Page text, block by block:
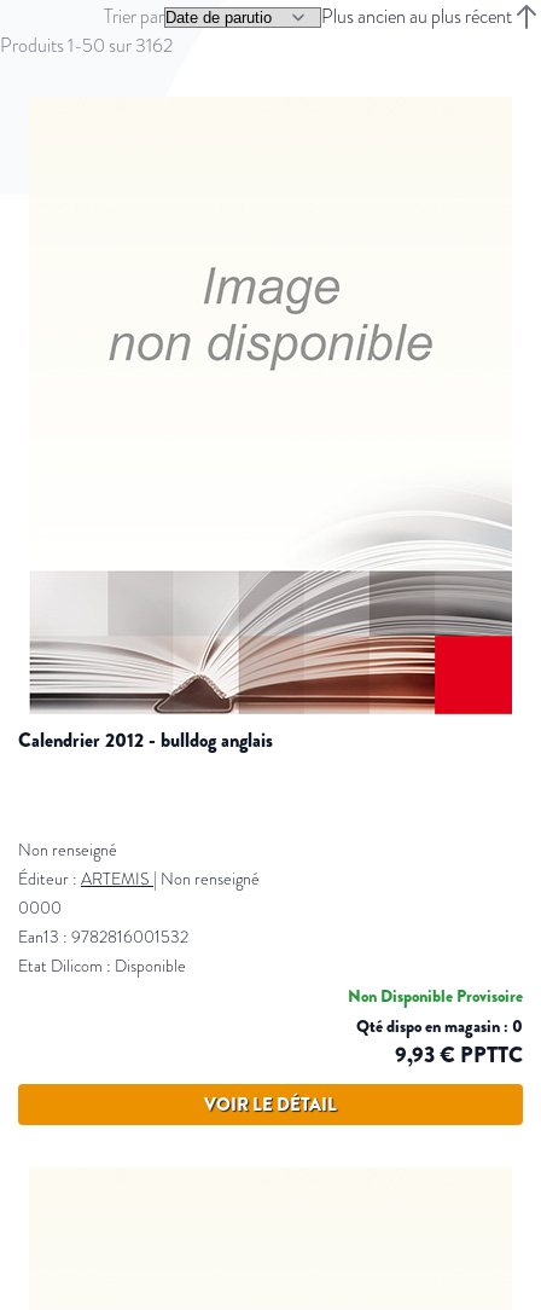
Produits1-50 sur3162
Trier par
Plus ancien au plus récent
calendrier 2012 - bulldog anglais
Non renseigné
Éditeur : ARTEMIS | Non renseigné
0000
Ean13 : 9782816001532
Etat Dilicom : Disponible
Non Disponible Provisoire
Qté dispo en magasin : 0
9,93 € PPTTC
VOIR LE DÉTAIL